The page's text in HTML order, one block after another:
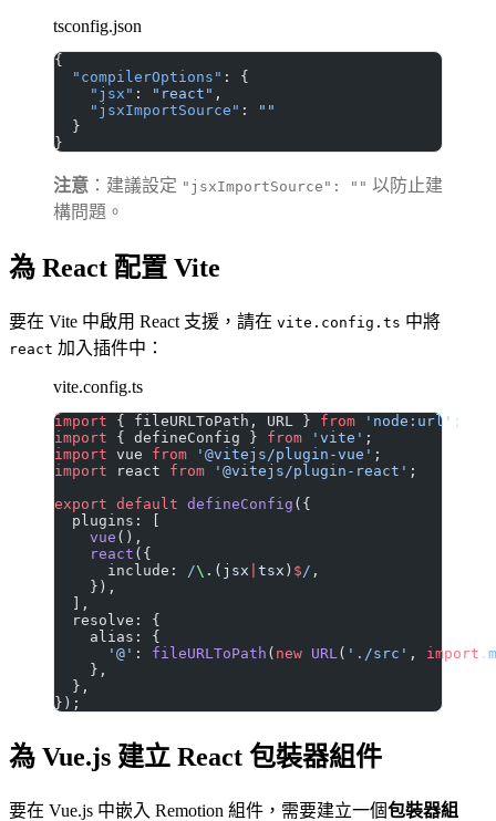
tsconfig.json
{
  "compilerOptions"
: {
    "jsx"
: "react" ,
    "jsxImportSource"
:
""
  }
}
注意 ：建議設定 "jsxImportSource": "" 以防止建
構問題。
為 React 配置 Vite
要在 Vite 中啟用 React 支援，請在 vite.config.ts 中將
react 加入插件中：
vite.config.ts
import { fileURLToPath, URL } from 'node:url' ;
import { defineConfig } from 'vite' ;
import vue from '@vitejs/plugin-vue' ;
import react from '@vitejs/plugin-react' ;
export default defineConfig ({
  plugins: [
    vue
(),
    react
({
      include:
/\. (jsx tsx) $ / ,
    }),
  ],
  resolve: {
    alias: {
      '@'
: fileURLToPath ( new URL ( './src' , import .
    },
  },
});
為 Vue.js 建立 React 包裝器組件
要在 Vue.js 中嵌入 Remotion 組件，需要建立一個包裝器組